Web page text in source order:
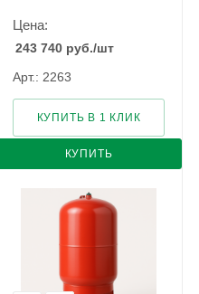
Цена:
243 740 руб./шт
Арт.: 2263
КУПИТЬ
КУПИТЬ В 1 КЛИК